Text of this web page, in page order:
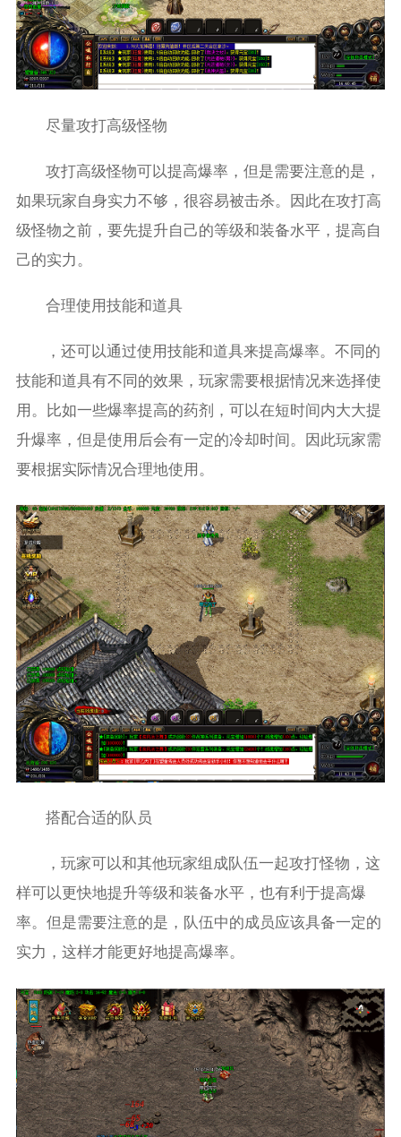
尽量攻打高级怪物
攻打高级怪物可以提高爆率，但是需要注意的是，
如果玩家自身实力不够，很容易被击杀。因此在攻打高
级怪物之前，要先提升自己的等级和装备水平，提高自
己的实力。
合理使用技能和道具
，还可以通过使用技能和道具来提高爆率。不同的
技能和道具有不同的效果，玩家需要根据情况来选择使
用。比如一些爆率提高的药剂，可以在短时间内大大提
升爆率，但是使用后会有一定的冷却时间。因此玩家需
要根据实际情况合理地使用。
搭配合适的队员
，玩家可以和其他玩家组成队伍一起攻打怪物，这
样可以更快地提升等级和装备水平，也有利于提高爆
率。但是需要注意的是，队伍中的成员应该具备一定的
实力，这样才能更好地提高爆率。